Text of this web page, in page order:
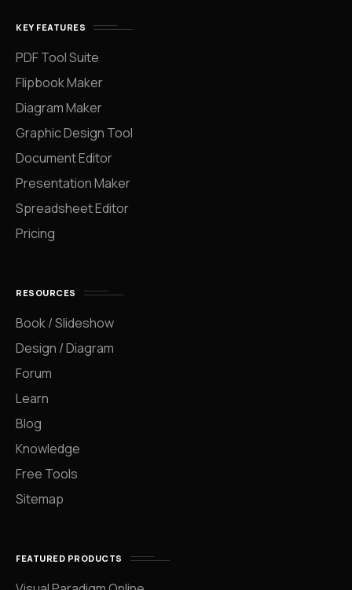
KEY FEATURES
PDF Tool Suite
Flipbook Maker
Diagram Maker
Graphic Design Tool
Document Editor
Presentation Maker
Spreadsheet Editor
Pricing
RESOURCES
Book / Slideshow
Design / Diagram
Forum
Learn
Blog
Knowledge
Free Tools
Sitemap
FEATURED PRODUCTS